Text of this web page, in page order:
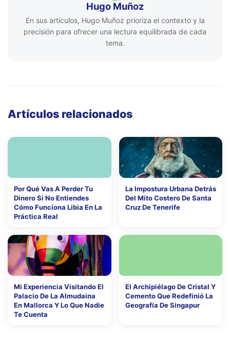
Hugo Muñoz
En sus artículos, Hugo Muñoz prioriza el contexto y la
precisión para ofrecer una lectura equilibrada de cada
tema.
Artículos relacionados
Por Qué Vas A Perder Tu
Dinero Si No Entiendes
Cómo Funciona Libia En La
Práctica Real
La Impostura Urbana Detrás
Del Mito Costero De Santa
Cruz De Tenerife
Mi Experiencia Visitando El
Palacio De La Almudaina
En Mallorca Y Lo Que Nadie
Te Cuenta
El Archipiélago De Cristal Y
Cemento Que Redefinió La
Geografía De Singapur